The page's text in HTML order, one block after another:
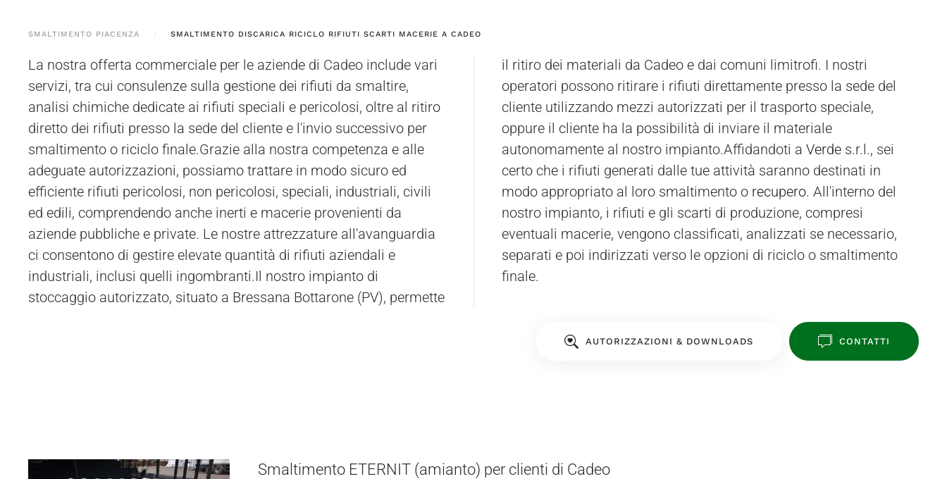
SMALTIMENTO PIACENZA SMALTIMENTO DISCARICA RICICLO RIFIUTI SCARTI MACERIE A CADEO
La nostra offerta commerciale per le aziende di Cadeo include vari
servizi, tra cui consulenze sulla gestione dei rifiuti da smaltire,
analisi chimiche dedicate ai rifiuti speciali e pericolosi, oltre al ritiro
diretto dei rifiuti presso la sede del cliente e l'invio successivo per
smaltimento o riciclo finale.Grazie alla nostra competenza e alle
adeguate autorizzazioni, possiamo trattare in modo sicuro ed
efficiente rifiuti pericolosi, non pericolosi, speciali, industriali, civili
ed edili, comprendendo anche inerti e macerie provenienti da
aziende pubbliche e private. Le nostre attrezzature all'avanguardia
ci consentono di gestire elevate quantità di rifiuti aziendali e
industriali, inclusi quelli ingombranti.Il nostro impianto di
stoccaggio autorizzato, situato a Bressana Bottarone (PV), permette
il ritiro dei materiali da Cadeo e dai comuni limitrofi. I nostri
operatori possono ritirare i rifiuti direttamente presso la sede del
cliente utilizzando mezzi autorizzati per il trasporto speciale,
oppure il cliente ha la possibilità di inviare il materiale
autonomamente al nostro impianto.Affidandoti a Verde s.r.l., sei
certo che i rifiuti generati dalle tue attività saranno destinati in
modo appropriato al loro smaltimento o recupero. All'interno del
nostro impianto, i rifiuti e gli scarti di produzione, compresi
eventuali macerie, vengono classificati, analizzati se necessario,
separati e poi indirizzati verso le opzioni di riciclo o smaltimento
finale.
AUTORIZZAZIONI & DOWNLOADS CONTATTI
Smaltimento ETERNIT (amianto) per clienti di Cadeo